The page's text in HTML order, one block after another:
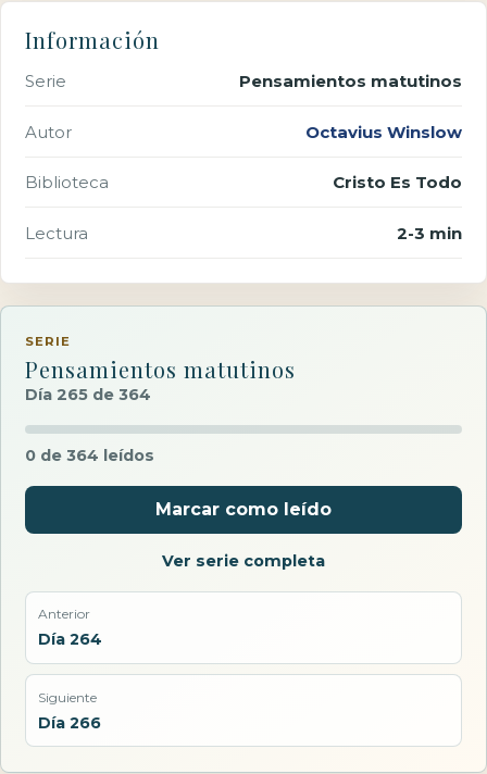
Información
Serie Pensamientos matutinos
Autor Octavius Winslow
Biblioteca Cristo Es Todo
Lectura 2-3 min
SERIE
Pensamientos matutinos
Día 265 de 364
0 de 364 leídos
Marcar como leído
Ver serie completa
Anterior
Día 264
Siguiente
Día 266